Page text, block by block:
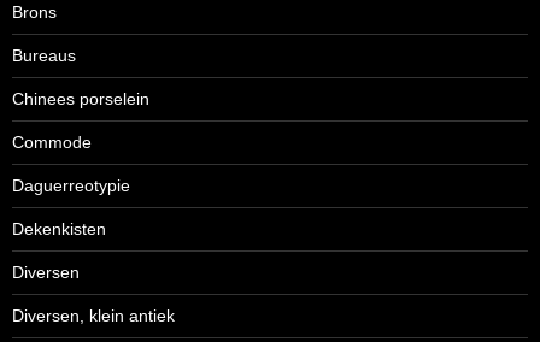
Brons
Bureaus
Chinees porselein
Commode
Daguerreotypie
Dekenkisten
Diversen
Diversen, klein antiek